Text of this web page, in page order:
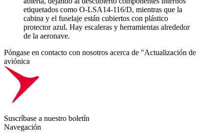
Póngase en contacto con nosotros acerca de "Actualización de
aviónica
Suscríbase a nuestro boletín
Navegación